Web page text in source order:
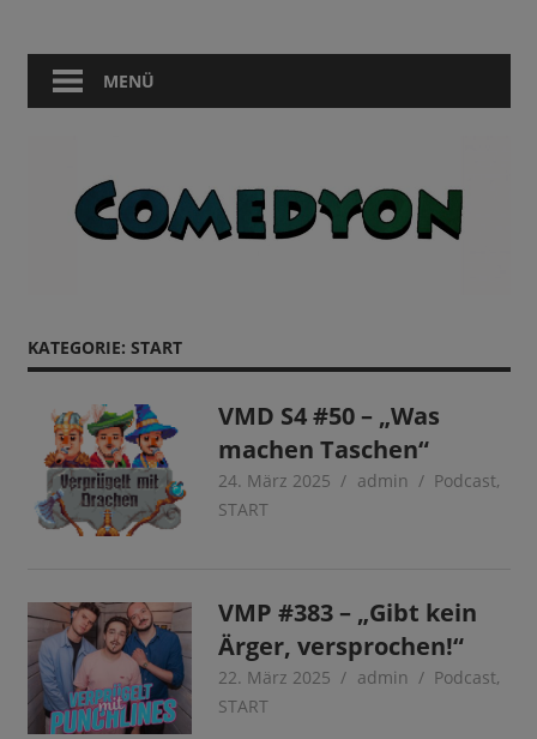
springen
Comedyon
Berlin
MENÜ
KATEGORIE: START
VMD S4 #50 – „Was
machen Taschen“
24. März 2025 admin Podcast,
START
VMP #383 – „Gibt kein
Ärger, versprochen!“
22. März 2025 admin Podcast,
START